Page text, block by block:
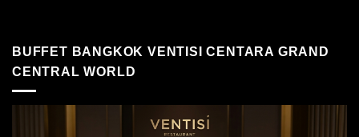
BUFFET BANGKOK VENTISI CENTARA GRAND
CENTRAL WORLD